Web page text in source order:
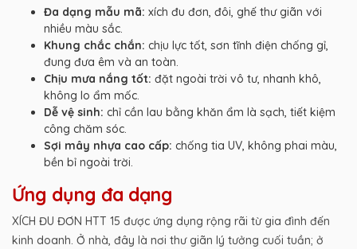
Đa dạng mẫu mã: xích đu đơn, đôi, ghế thư giãn với
nhiều màu sắc.
Khung chắc chắn: chịu lực tốt, sơn tĩnh điện chống gỉ,
đung đưa êm và an toàn.
Chịu mưa nắng tốt: đặt ngoài trời vô tư, nhanh khô,
không lo ẩm mốc.
Dễ vệ sinh: chỉ cần lau bằng khăn ẩm là sạch, tiết kiệm
công chăm sóc.
Sợi mây nhựa cao cấp: chống tia UV, không phai màu,
bền bỉ ngoài trời.
Ứng dụng đa dạng
XÍCH ĐU ĐƠN HTT 15 được ứng dụng rộng rãi từ gia đình đến
kinh doanh. Ở nhà, đây là nơi thư giãn lý tưởng cuối tuần; ở